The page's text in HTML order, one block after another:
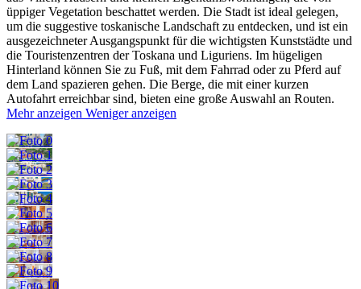
üppiger Vegetation beschattet werden. Die Stadt ist ideal gelegen,
um die suggestive toskanische Landschaft zu entdecken, und ist ein
ausgezeichneter Ausgangspunkt für die wichtigsten Kunststädte und
die Touristenzentren der Toskana und Liguriens. Im hügeligen
Hinterland können Sie zu Fuß, mit dem Fahrrad oder zu Pferd auf
dem Land spazieren gehen. Die Berge, die mit einer kurzen
Autofahrt erreichbar sind, bieten eine große Auswahl an Routen.
Mehr anzeigen Weniger anzeigen